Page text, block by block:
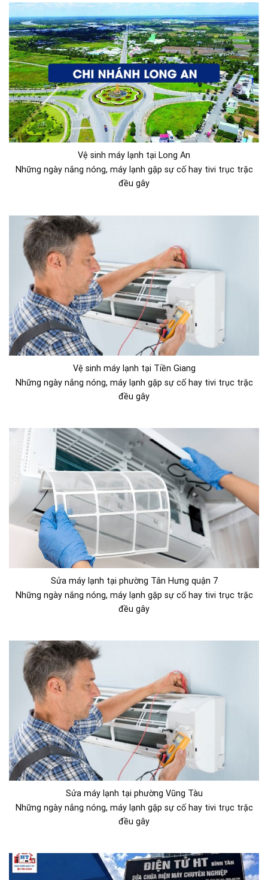
Vệ sinh máy lạnh tại Long An
Những ngày nắng nóng, máy lạnh gặp sự cố hay tivi trục trặc
đều gây
Vệ sinh máy lạnh tại Tiền Giang
Những ngày nắng nóng, máy lạnh gặp sự cố hay tivi trục trặc
đều gây
Sửa máy lạnh tại phường Tân Hưng quận 7
Những ngày nắng nóng, máy lạnh gặp sự cố hay tivi trục trặc
đều gây
Sửa máy lạnh tại phường Vũng Tàu
Những ngày nắng nóng, máy lạnh gặp sự cố hay tivi trục trặc
đều gây